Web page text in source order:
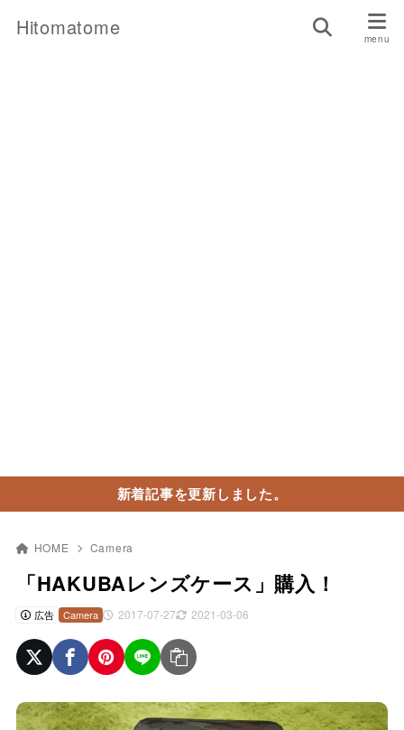
Hitomatome
新着記事を更新しました。
HOME Camera
「HAKUBAレンズケース」購入！
広告 2017-07-27 2021-03-06
Camera